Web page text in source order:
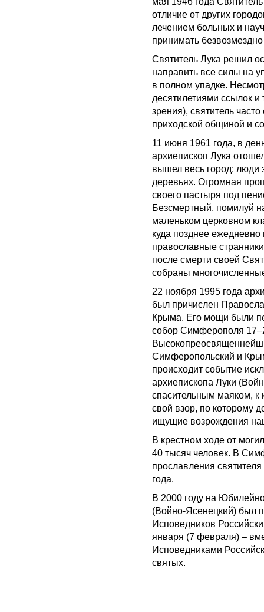
отличие от других
лечением больных и
принимать
Святитель Лука решил
направить все силы на
в полном упадке.
десятилетиями ссылок
зрения), святитель
приходской общиной и
11 июня 1961 года, в
архиепископ Лука
вышел весь город: люди
деревьях. Огромная
своего пастыря под
Безсмертный, помилуй
маленьком церковном
куда позднее
православные
после смерти своей
собраны
22 ноября 1995 года
был причислен
Крыма. Его мощи были
собор Симферополя
Симферопольский и
происходит событие
архиепископа Луки
спасительным маяком, к
свой взор, по которому
ищущие возрождения
В крестном ходе от
40 тысяч человек. В
прославления
года.
В 2000 году на
(Войно-Ясенецкий) был
Исповедников
января (7 февраля) –
Исповедниками
святых.